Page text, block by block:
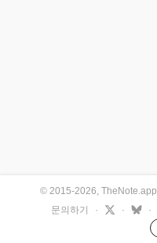
© 2015-2026, TheNote.app
문의하기
· · ·